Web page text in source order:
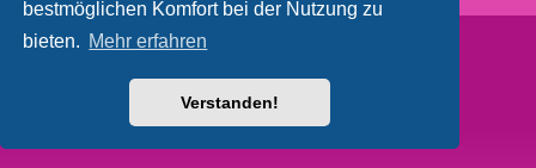
bestmöglichen Komfort bei der Nutzung zu
bieten. Mehr erfahren
Verstanden!